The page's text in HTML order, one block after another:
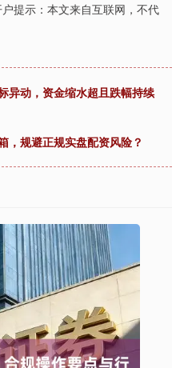
提示：本文来自互联网，不代
异动，资金缩水超且跌幅持续
，规避正规实盘配资风险？